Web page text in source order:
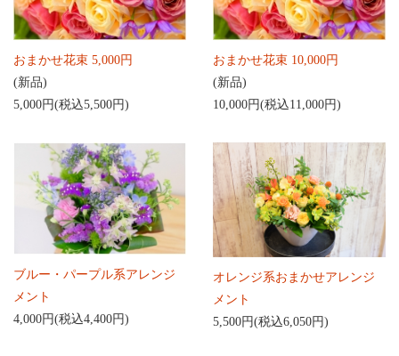
おまかせ花束 5,000円
(新品)
5,000円(税込5,500円)
おまかせ花束 10,000円
(新品)
10,000円(税込11,000円)
ブルー・パープル系アレンジ
メント
4,000円(税込4,400円)
オレンジ系おまかせアレンジ
メント
5,500円(税込6,050円)